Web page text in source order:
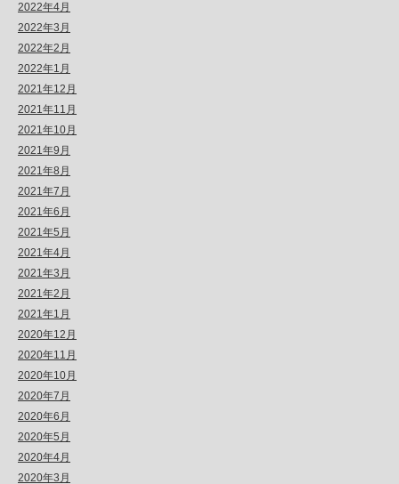
2022年4月
2022年3月
2022年2月
2022年1月
2021年12月
2021年11月
2021年10月
2021年9月
2021年8月
2021年7月
2021年6月
2021年5月
2021年4月
2021年3月
2021年2月
2021年1月
2020年12月
2020年11月
2020年10月
2020年7月
2020年6月
2020年5月
2020年4月
2020年3月